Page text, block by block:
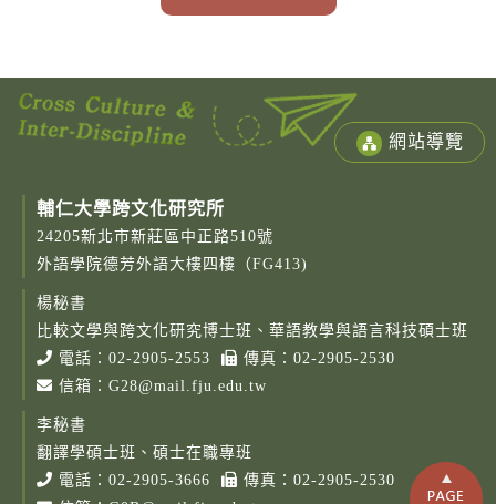
網站導覽
輔仁大學跨文化研究所
24205新北市新莊區中正路510號
外語學院德芳外語大樓四樓（FG413)
楊秘書
比較文學與跨文化研究博士班、華語教學與語言科技碩士班
電話： 02-2905-2553
傳真：02-2905-2530
信箱： G28@mail.fju.edu.tw
李秘書
翻譯學碩士班、碩士在職專班
電話： 02-2905-3666
傳真：02-2905-2530